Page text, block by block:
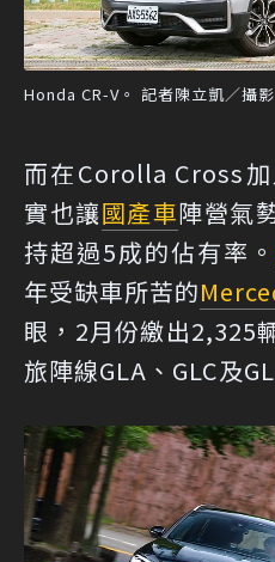
Honda CR-V。 記者陳立凱／攝影
而在Corolla Cross
實也讓國產車陣營氣
持超過5成的佔有率。
年受缺車所苦的
眼，2月份繳出2,325
旅陣線GLA、GLC及